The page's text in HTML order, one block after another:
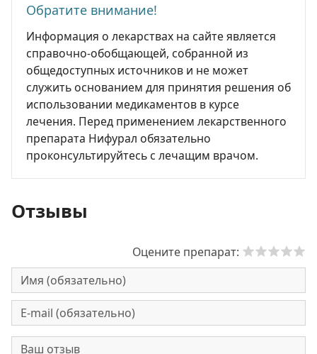
Обратите внимание!
Информация о лекарствах на сайте является
справочно-обобщающей, собранной из
общедоступных источников и не может
служить основанием для принятия решения об
использовании медикаментов в курсе
лечения. Перед применением лекарственного
препарата Нифурал обязательно
проконсультируйтесь с лечащим врачом.
Отзывы
Оцените препарат: